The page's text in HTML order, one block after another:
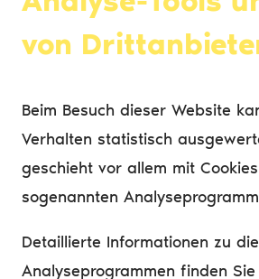
von
Beim Besuch dieser Website
Verhalten statistisch
geschieht vor allem mit
sogenannten
Detaillierte Informationen zu
Analyseprogrammen finden